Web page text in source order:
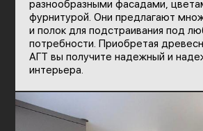
разнообразными фасадами,
фурнитурой. Они предлагают
и полок для подстраивания под
потребности. Приобретая
АГТ вы получите надежный и
интерьера.